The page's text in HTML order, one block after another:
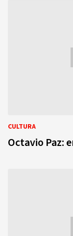
CULTURA
Octavio Paz: